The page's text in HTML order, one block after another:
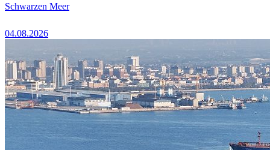
Schwarzen Meer
04.08.2026